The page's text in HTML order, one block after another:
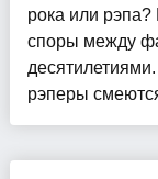
рока или рэпа?
споры между
рэперы